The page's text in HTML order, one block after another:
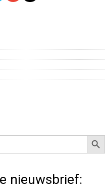
nieuwsbrief: